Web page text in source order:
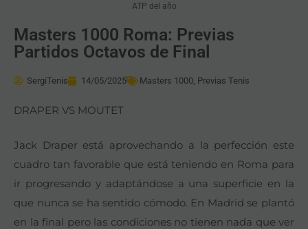
ATP del año
Masters 1000 Roma: Previas
Partidos Octavos de Final
SergiTenis 14/05/2025 Masters 1000, Previas Tenis
DRAPER VS MOUTET
Jack Draper está aprovechando a la perfección este
cuadro tan favorable que está teniendo en Roma para
ir progresando y adaptándose a una superficie en la
que nunca se ha sentido cómodo. En Madrid se plantó
en la final pero las condiciones no tienen nada que ver